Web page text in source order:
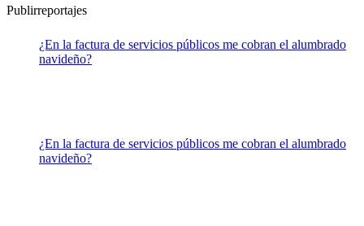
Publirreportajes
¿En la factura de servicios públicos me cobran el alumbrado
navideño?
¿En la factura de servicios públicos me cobran el alumbrado
navideño?